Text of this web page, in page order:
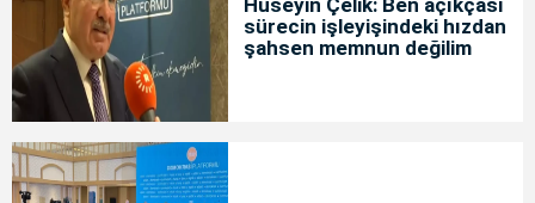
sürecin işleyişindeki hızdan
şahsen memnun değilim